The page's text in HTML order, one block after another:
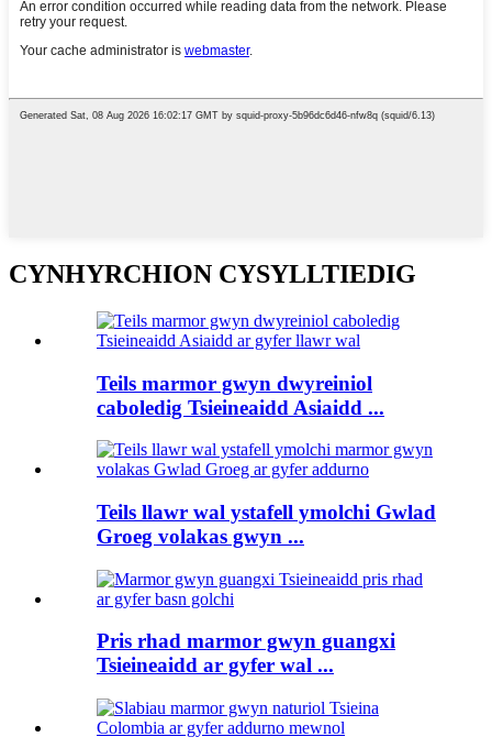
CYNHYRCHION CYSYLLTIEDIG
Teils marmor gwyn dwyreiniol
caboledig Tsieineaidd Asiaidd ...
Teils llawr wal ystafell ymolchi Gwlad
Groeg volakas gwyn ...
Pris rhad marmor gwyn guangxi
Tsieineaidd ar gyfer wal ...